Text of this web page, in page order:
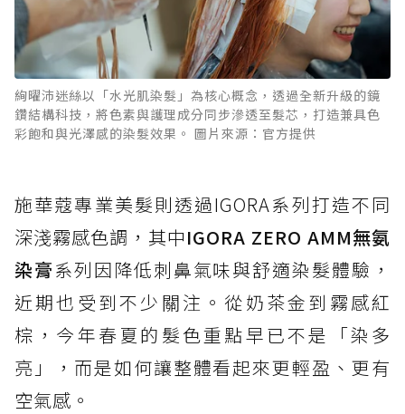
絢曜沛迷絲以「水光肌染髮」為核心概念，透過全新升級的鏡
鑽結構科技，將色素與護理成分同步滲透至髮芯，打造兼具色
彩飽和與光澤感的染髮效果。 圖片來源：官方提供
施華蔻專業美髮則透過IGORA系列打造不同
深淺霧感色調，其中IGORA ZERO AMM無氨
染膏系列因降低刺鼻氣味與舒適染髮體驗，
近期也受到不少關注。從奶茶金到霧感紅
棕，今年春夏的髮色重點早已不是「染多
亮」，而是如何讓整體看起來更輕盈、更有
空氣感。